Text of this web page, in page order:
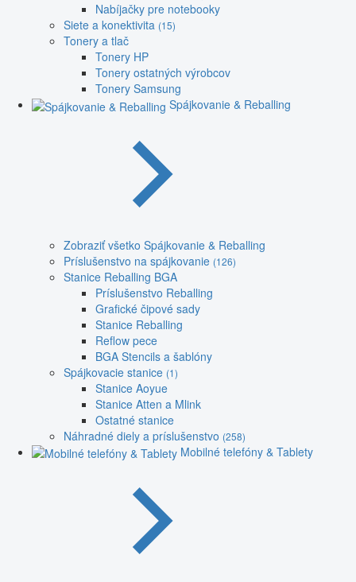
Nabíjačky pre notebooky
Siete a konektivita (15)
Tonery a tlač
Tonery HP
Tonery ostatných výrobcov
Tonery Samsung
Spájkovanie & Reballing
Zobraziť všetko Spájkovanie & Reballing
Príslušenstvo na spájkovanie (126)
Stanice Reballing BGA
Príslušenstvo Reballing
Grafické čipové sady
Stanice Reballing
Reflow pece
BGA Stencils a šablóny
Spájkovacie stanice (1)
Stanice Aoyue
Stanice Atten a Mlink
Ostatné stanice
Náhradné diely a príslušenstvo (258)
Mobilné telefóny & Tablety